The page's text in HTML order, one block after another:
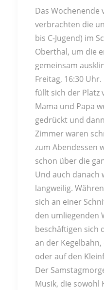
Das Wochenende
verbrachten die
bis C-Jugend) im
Oberthal, um die
gemeinsam
Freitag, 16:30
füllt sich der Platz
Mama und Papa
gedrückt und
Zimmer waren
zum Abendessen
schon über die
Und auch danach
langweilig.
sich an einer
den umliegenden
beschäftigen sich
an der
oder auf den
Der
Musik, die sowohl